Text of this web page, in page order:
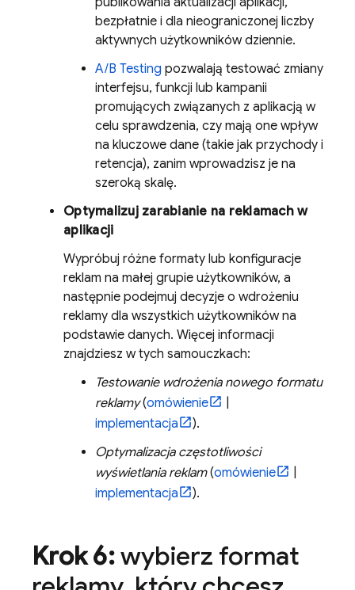
bezpłatnie i dla nieograniczonej liczby
aktywnych użytkowników dziennie.
A/B Testing pozwalają testować zmiany
interfejsu, funkcji lub kampanii
promujących związanych z aplikacją w
celu sprawdzenia, czy mają one wpływ
na kluczowe dane (takie jak przychody i
retencja), zanim wprowadzisz je na
szeroką skalę.
Optymalizuj zarabianie na reklamach w
aplikacji
Wypróbuj różne formaty lub konfiguracje
reklam na małej grupie użytkowników, a
następnie podejmuj decyzje o wdrożeniu
reklamy dla wszystkich użytkowników na
podstawie danych. Więcej informacji
znajdziesz w tych samouczkach:
Testowanie wdrożenia nowego formatu
reklamy(omówienie
implementacja
).
Optymalizacja częstotliwości
wyświetlania reklam(omówienie
implementacja
).
Krok 6:wybierz format